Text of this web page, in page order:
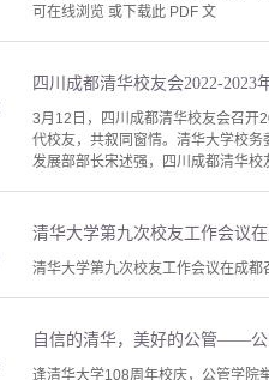
可在线浏览 或下载此 PDF 文
四川成都清华校友会2022-
3月12日，四川成都清华校友会召开
代校友，共叙同窗情。清华大学校
发展部部长宋述强，四川成都清华
清华大学第九次校友工作会议
清华大学第九次校友工作会议在成
自信的清华，美好的公管——公
逢清华大学108周年校庆，公管学院